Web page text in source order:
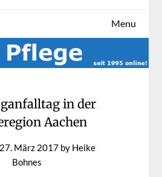
Menu
in der
Aachen
27. März 2017by Heike
Bohnes